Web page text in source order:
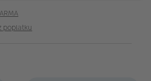
poplatku